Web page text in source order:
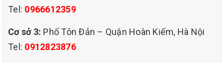
Tel: 0966612359
Cơ sở 3: Phố Tôn Đản – Quận Hoàn Kiếm, Hà Nội
Tel: 0912823876